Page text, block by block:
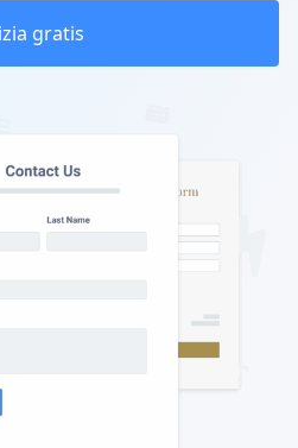
gratis